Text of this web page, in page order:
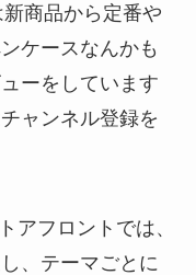
商品から定番や
ケースなんかも
ーをしています
ャンネル登録を
アフロントでは、
、テーマごとに